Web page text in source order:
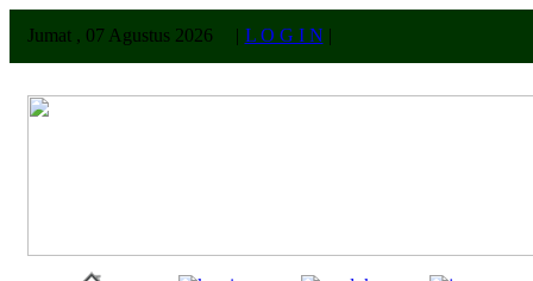
Jumat , 07 Agustus 2026 | L O G I N |